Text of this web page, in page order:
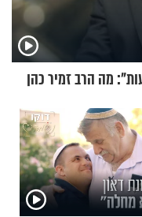
מה הרב זמיר כהן